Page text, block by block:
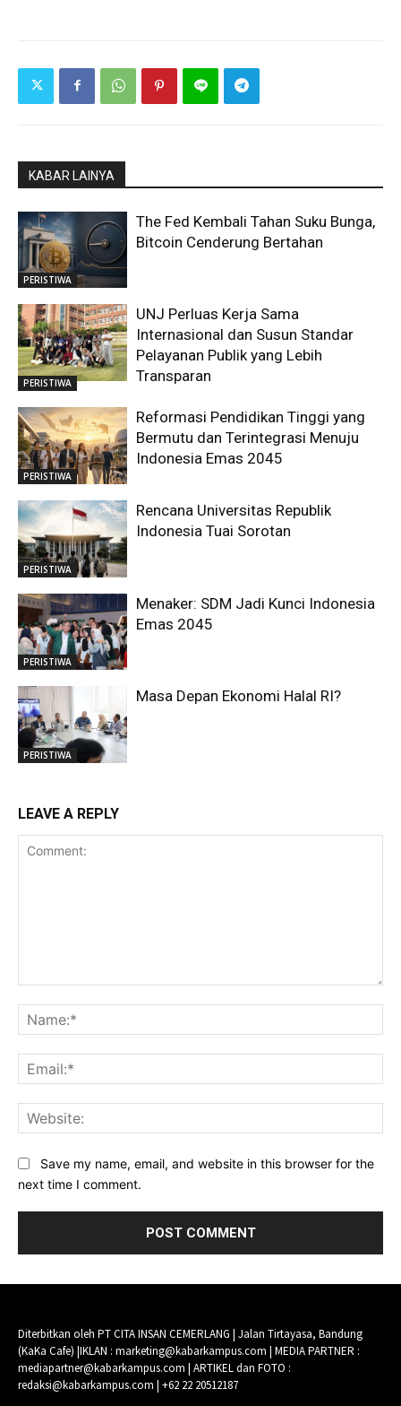
KABAR LAINYA
PERISTIWA
The Fed Kembali Tahan Suku Bunga,
Bitcoin Cenderung Bertahan
PERISTIWA
UNJ Perluas Kerja Sama
Internasional dan Susun Standar
Pelayanan Publik yang Lebih
Transparan
PERISTIWA
Reformasi Pendidikan Tinggi yang
Bermutu dan Terintegrasi Menuju
Indonesia Emas 2045
PERISTIWA
Rencana Universitas Republik
Indonesia Tuai Sorotan
PERISTIWA
Menaker: SDM Jadi Kunci Indonesia
Emas 2045
PERISTIWA
Masa Depan Ekonomi Halal RI?
LEAVE A REPLY
Save my name, email, and website in this browser for the
next time I comment.
Diterbitkan oleh PT CITA INSAN CEMERLANG | Jalan Tirtayasa, Bandung
(KaKa Cafe) |IKLAN : marketing@kabarkampus.com | MEDIA PARTNER :
mediapartner@kabarkampus.com | ARTIKEL dan FOTO :
redaksi@kabarkampus.com | +62 22 20512187